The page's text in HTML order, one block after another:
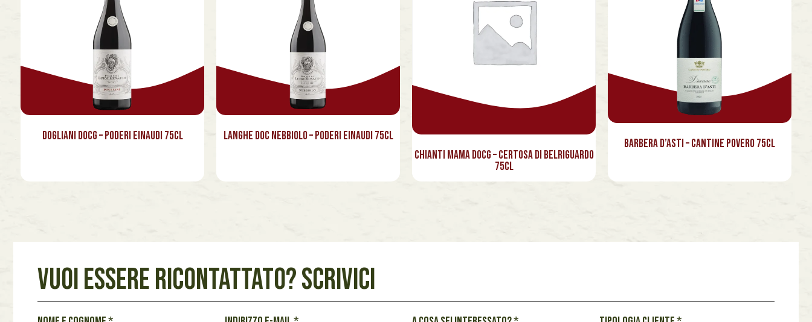
Dogliani Docg – Poderi Einaudi 75cl
Langhe Doc Nebbiolo – Poderi Einaudi 75cl
Chianti Mama Docg – Certosa di Belriguardo
75cl
⁠Barbera d’Asti – Cantine Povero 75cl
VUOI ESSERE RICONTATTATO? SCRIVICI